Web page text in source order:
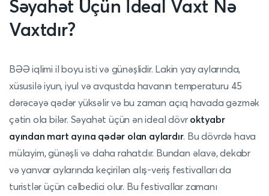
Səyahət Üçün İdeal Vaxt Nə
Vaxtdır?
BƏƏ iqlimi il boyu isti və günəşlidir. Lakin yay aylarında,
xüsusilə iyun, iyul və avqustda havanın temperaturu 45
dərəcəyə qədər yüksəlir və bu zaman açıq havada gəzmək
çətin ola bilər. Səyahət üçün ən ideal dövr oktyabr
ayından mart ayına qədər olan aylardır. Bu dövrdə hava
mülayim, günəşli və daha rahatdır. Bundan əlavə, dekabr
və yanvar aylarında keçirilən alış-veriş festivalları da
turistlər üçün cəlbedici olur. Bu festivallar zamanı